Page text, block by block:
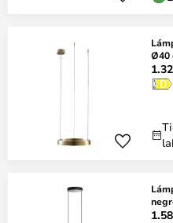
Ø40